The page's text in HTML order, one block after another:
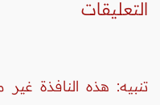
التعليقات
تنبيه: هذه النافذة